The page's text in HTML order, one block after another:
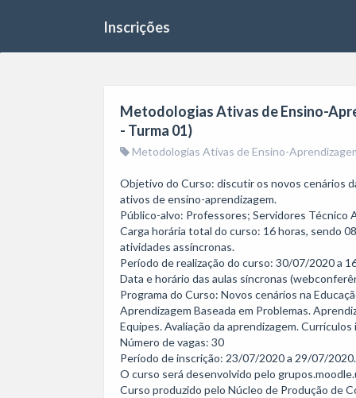
Inscrições
Metodologias Ativas de Ensino-
- Turma 01)
Metodologias Ativas de Ensino-
Objetivo do Curso: discutir os novos cenários
ativos de ensino-aprendizagem.
Público-alvo: Professores; Servidores
Carga horária total do curso: 16 horas, sendo
atividades assíncronas.
Período de realização do curso: 30/07/2020 a
Data e horário das aulas síncronas
Programa do Curso: Novos cenários na
Aprendizagem Baseada em Problemas.
Equipes. Avaliação da aprendizagem.
Número de vagas: 30
Período de inscrição: 23/07/2020 a 29/07/
O curso será desenvolvido pelo
Curso produzido pelo Núcleo de Produção de